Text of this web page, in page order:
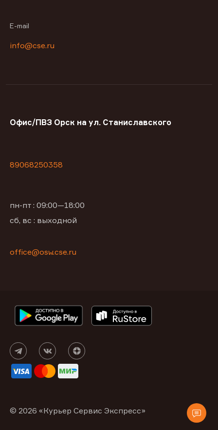
E-mail
info@cse.ru
Офис/ПВЗ Орск на ул. Станиславского
89068250358
пн-пт : 09:00—18:00
сб, вс : выходной
office@osw.cse.ru
© 2026 «Курьер Сервис Экспресс»